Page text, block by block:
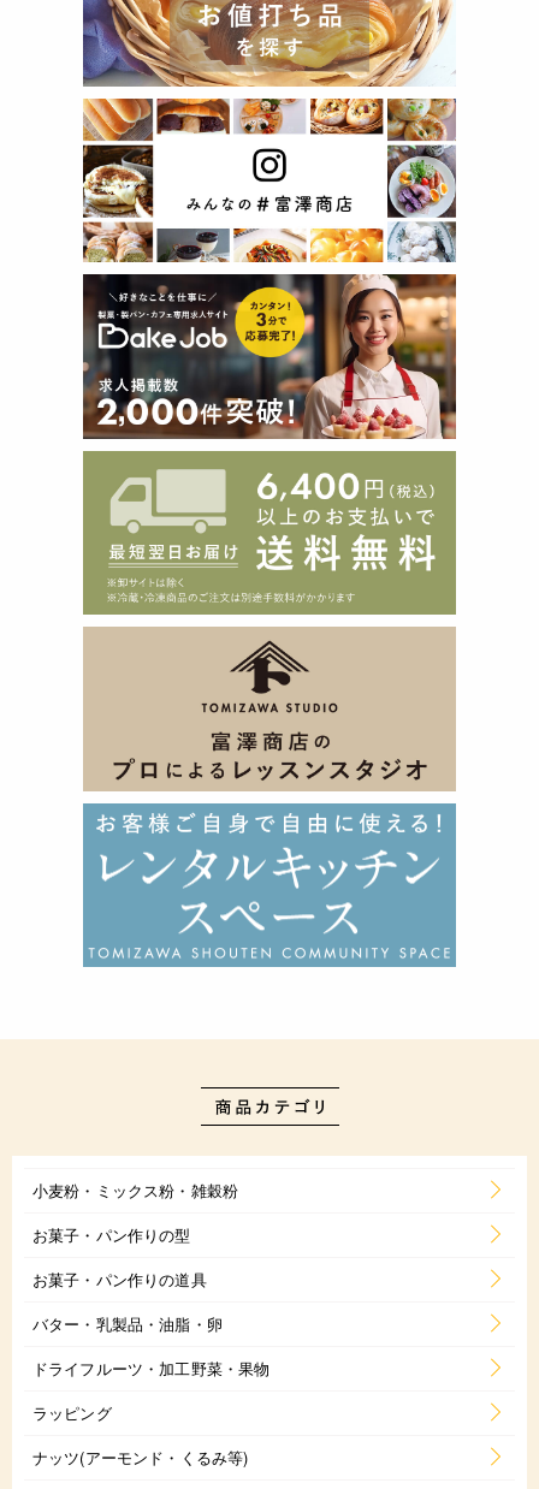
小麦粉・ミックス粉・雑穀粉
お菓子・パン作りの型
お菓子・パン作りの道具
バター・乳製品・油脂・卵
ドライフルーツ・加工野菜・果物
ラッピング
ナッツ(アーモンド・くるみ等)